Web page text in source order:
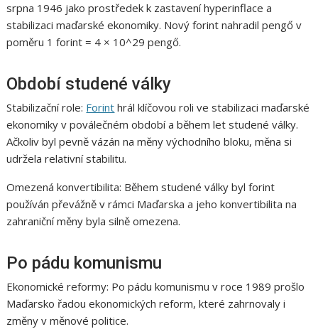
srpna 1946 jako prostředek k zastavení hyperinflace a
stabilizaci maďarské ekonomiky. Nový forint nahradil pengő v
poměru 1 forint = 4 × 10^29 pengő.
Období studené války
Stabilizační role: Forint hrál klíčovou roli ve stabilizaci maďarské
ekonomiky v poválečném období a během let studené války.
Ačkoliv byl pevně vázán na měny východního bloku, měna si
udržela relativní stabilitu.
Omezená konvertibilita: Během studené války byl forint
používán převážně v rámci Maďarska a jeho konvertibilita na
zahraniční měny byla silně omezena.
Po pádu komunismu
Ekonomické reformy: Po pádu komunismu v roce 1989 prošlo
Maďarsko řadou ekonomických reform, které zahrnovaly i
změny v měnové politice.